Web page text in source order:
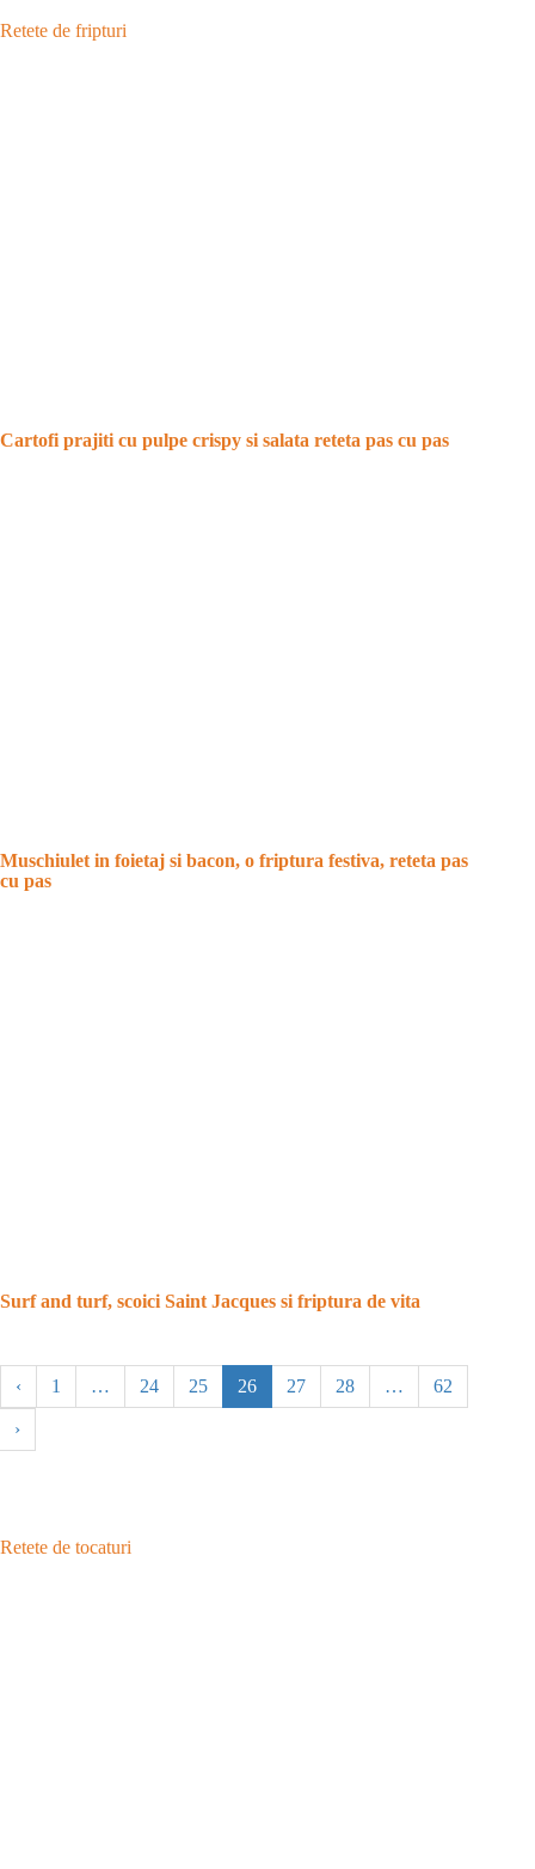
Retete de fripturi
Cartofi prajiti cu pulpe crispy si salata reteta pas cu pas
Muschiulet in foietaj si bacon, o friptura festiva, reteta pas
cu pas
Surf and turf, scoici Saint Jacques si friptura de vita
‹ 1 … 24 25 26 27 28 … 62
›
Retete de tocaturi